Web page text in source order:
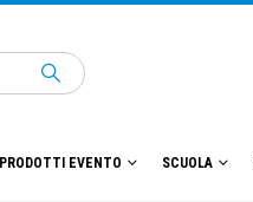
PRODOTTI EVENTO SCUOLA